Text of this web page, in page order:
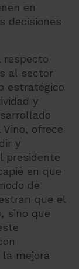
en
decisiones
respecto
al sector
estratégico
y
ofrece
y
presidente
en que
de
que el
sino que
mejora